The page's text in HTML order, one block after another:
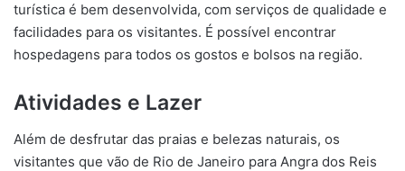
turística é bem desenvolvida, com serviços de qualidade e
facilidades para os visitantes. É possível encontrar
hospedagens para todos os gostos e bolsos na região.
Atividades e Lazer
Além de desfrutar das praias e belezas naturais, os
visitantes que vão de Rio de Janeiro para Angra dos Reis